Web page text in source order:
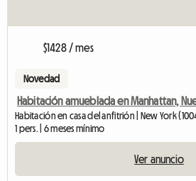
$1428 / mes
Novedad
Habitación amueblada en Manhattan,
Habitación en casa del anfitrión | New York
1 pers. | 6 meses mínimo
Ver anuncio